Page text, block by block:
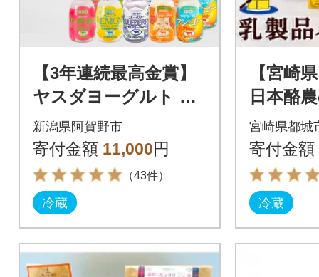
【3年連続最高金賞】
ヤスダヨーグルト ミ
ニミニお試しセット
小ボトル 150g×20本
新潟県阿賀野市
寄付金額 11,000円
（43件）
冷蔵
【宮崎
日本酪
品バラ
宮崎県都城
寄付金額
冷蔵